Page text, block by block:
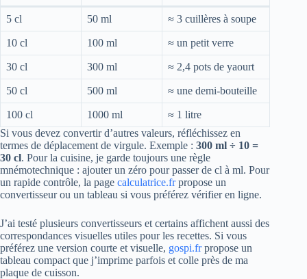
5 cl 50 ml ≈ 3 cuillères à soupe
10 cl 100 ml ≈ un petit verre
30 cl 300 ml ≈ 2,4 pots de yaourt
50 cl 500 ml ≈ une demi-bouteille
100 cl 1000 ml
≈ 1 litre
Si vous devez convertir d’autres valeurs, réfléchissez en
termes de déplacement de virgule. Exemple : 300 ml ÷ 10 =
30 cl. Pour la cuisine, je garde toujours une règle
mnémotechnique : ajouter un zéro pour passer de cl à ml. Pour
un rapide contrôle, la page calculatrice.frpropose un
convertisseur ou un tableau si vous préférez vérifier en ligne.
J’ai testé plusieurs convertisseurs et certains affichent aussi des
correspondances visuelles utiles pour les recettes. Si vous
préférez une version courte et visuelle, gospi.frpropose un
tableau compact que j’imprime parfois et colle près de ma
plaque de cuisson.